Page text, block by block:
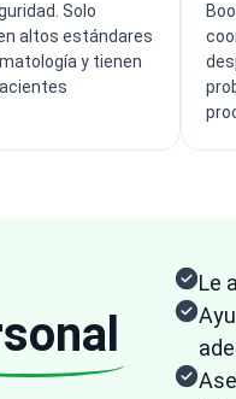
Solo
altos estándares
y tienen
Le